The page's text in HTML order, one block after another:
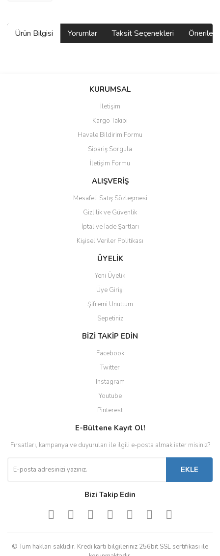
Ürün Bilgisi Yorumlar Taksit Seçenekleri
Bu ürüne ilk yorumu siz yapın!
Ürün resmi kalitesiz, bozuk veya görüntülenemiyor.
Ürün açıklamasında eksik bilgiler bulunuyor.
Ürün bilgilerinde hatalar bulunuyor.
Ürün fiyatı diğer sitelerden daha pahalı.
Bu ürüne benzer farklı alternatifler olmalı.
Gönder
KURUMSAL
İletişim
Kargo Takibi
Havale Bildirim Formu
Sipariş Sorgula
İletişim Formu
ALIŞVERİŞ
Mesafeli Satış Sözleşmesi
Gizlilik ve Güvenlik
İptal ve İade Şartları
Kişisel Veriler Politikası
ÜYELİK
Yeni Üyelik
Üye Girişi
Şifremi Unuttum
Sepetiniz
BİZİ TAKİP EDİN
Facebook
Twitter
Instagram
Youtube
Pinterest
E-Bültene Kayıt Ol!
Fırsatları, kampanya ve duyuruları ile ilgili e-posta almak ister misiniz?
EKLE
Bizi Takip Edin
© Tüm hakları saklıdır. Kredi kartı bilgileriniz 256bit SSL sertifikası ile